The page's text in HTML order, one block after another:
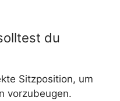
du
Sitzposition, um
vorzubeugen.